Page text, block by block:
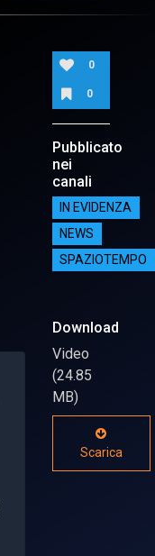
0
0
Pubblicato
nei
canali
IN EVIDENZA
NEWS
SPAZIOTEMPO
Download
Video
(24.85
MB)
Scarica